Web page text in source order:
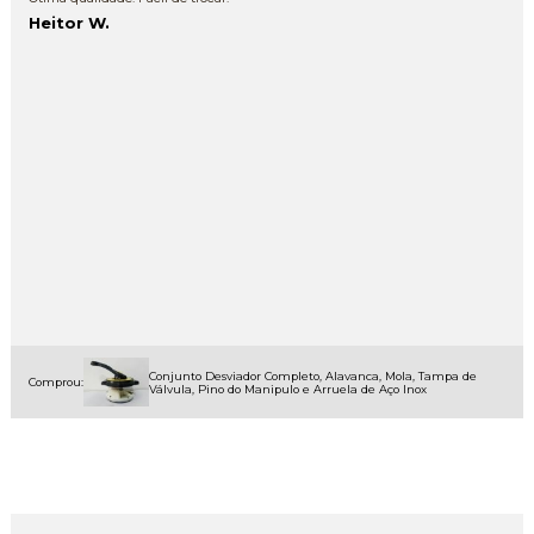
Heitor W.
Comprou:
Conjunto Desviador Completo, Alavanca, Mola, Tampa de
Válvula, Pino do Manipulo e Arruela de Aço Inox